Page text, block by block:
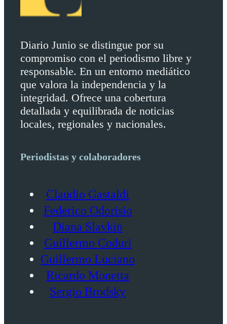
Diario Junio se distingue por su
compromiso con el periodismo libre y
responsable. En un entorno mediático
que valora la independencia y la
integridad. Ofrece una cobertura
detallada y equilibrada de noticias
locales, regionales y nacionales.
Periodistas y colaboradores
Claudio Gastaldi
Federico Odorisio
Diana Slavkin
Guillermo Coduri
Guillermo Luciano
Ricardo Monetta
Sergio Brodsky